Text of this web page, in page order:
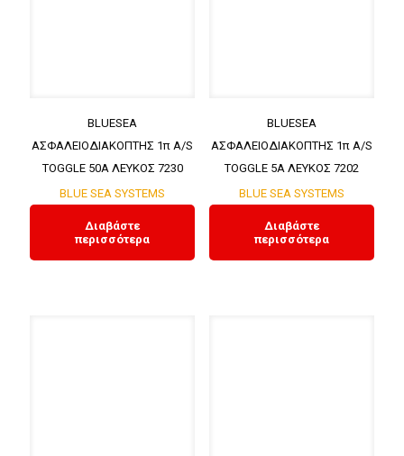
BLUESEA
ΑΣΦΑΛΕΙΟΔΙΑΚΟΠΤΗΣ 1π A/S
TOGGLE 50A ΛΕΥΚΟΣ 7230
BLUE SEA SYSTEMS
Διαβάστε
περισσότερα
BLUESEA
ΑΣΦΑΛΕΙΟΔΙΑΚΟΠΤΗΣ 1π A/S
TOGGLE 5A ΛΕΥΚΟΣ 7202
BLUE SEA SYSTEMS
Διαβάστε
περισσότερα